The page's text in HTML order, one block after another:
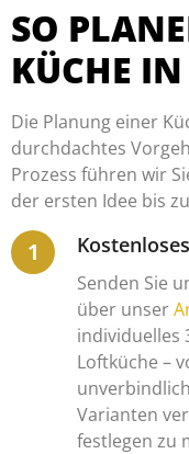
SO
KÜCHE
Die Planung einer
durchdachtes
Prozess führen wir
der ersten Idee bis
Senden Sie
über unser
individuelles
Loftküche –
Varianten
festlegen zu